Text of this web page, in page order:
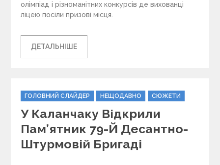
олімпіад і різноманітних конкурсів де вихованці
ліцею посіли призові місця.
ДЕТАЛЬНІШЕ
C
a
t
e
g
ГОЛОВНИЙ СЛАЙДЕР НЕЩОДАВНО СЮЖЕТИ
У Каланчаку Відкрили
Пам’ятник 79-Й Десантно-
Штурмовій Бригаді